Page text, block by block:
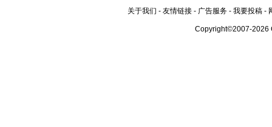
关于我们 - 友情链接 - 广告服务 - 我要投稿 -
Copyright©2007-2026